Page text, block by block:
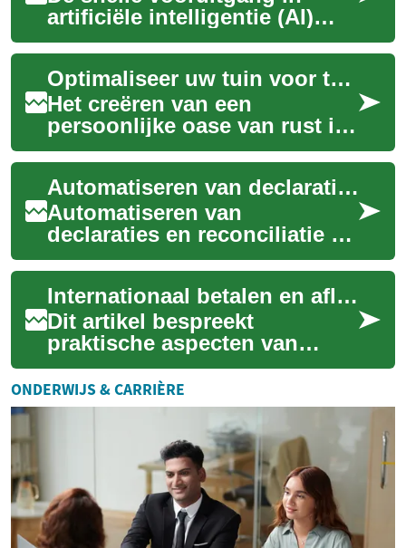
artificiële intelligentie (AI)
transformeert industrieën
wereldwijd en creëert nieuwe
mogeli...
Optimaliseer uw tuin voor totale ontspanning
Het creëren van een
persoonlijke oase van rust in
eigen tuin is een droom voor
velen. Een buiten sauna biedt
een unie...
Automatiseren van declaraties en reconciliatie bij grensoverschrijdende transacties
Automatiseren van
declaraties en reconciliatie bij
grensoverschrijdende
transacties vermindert
handmatige fouten en v...
Internationaal betalen en aflossingsopties voor kortlopende kredieten
Dit artikel bespreekt
praktische aspecten van
internationaal betalen en
aflossingsopties voor
kortlopende kredieten. ...
ONDERWIJS & CARRIÈRE